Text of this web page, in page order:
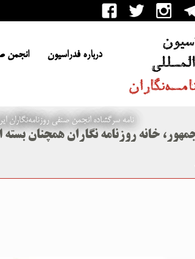
درباره فدراسیون انجمن
نامه سرگشاده انجمن صنفی روزنامه‌نگاران
خانه روزنامه نگاران همچنان